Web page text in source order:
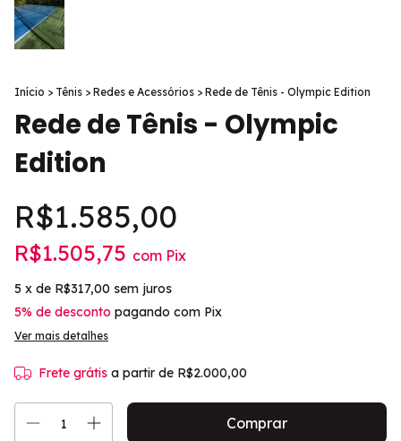
Início > Tênis > Redes e Acessórios > Rede de Tênis - Olympic Edition
Rede de Tênis - Olympic
Edition
R$1.585,00
R$1.505,75 com Pix
5 x de R$317,00 sem juros
5% de desconto pagando com Pix
Ver mais detalhes
Frete grátis a partir de R$2.000,00